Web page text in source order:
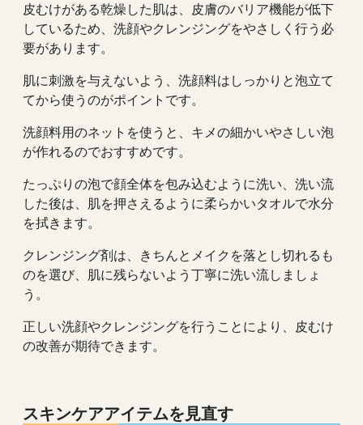
皮むけがある乾燥した肌は、皮膚のバリア機能が低下
しているため、洗顔やクレンジングをやさしく行う必
要があります。
肌に刺激を与えないよう、洗顔料はしっかりと泡立て
てから使うのがポイントです。
洗顔料用のネットを使うと、キメの細かいやさしい泡
が作れるのでおすすめです。
たっぷりの泡で顔全体を包み込むように洗い、洗い流
した後は、肌を押さえるように柔らかいタオルで水分
を拭きます。
クレンジング剤は、きちんとメイクを落とし切れるも
のを選び、肌に残らないよう丁寧に洗い流しましょ
う。
正しい洗顔やクレンジングを行うことにより、皮むけ
の改善が期待できます。
スキンケアアイテムを見直す